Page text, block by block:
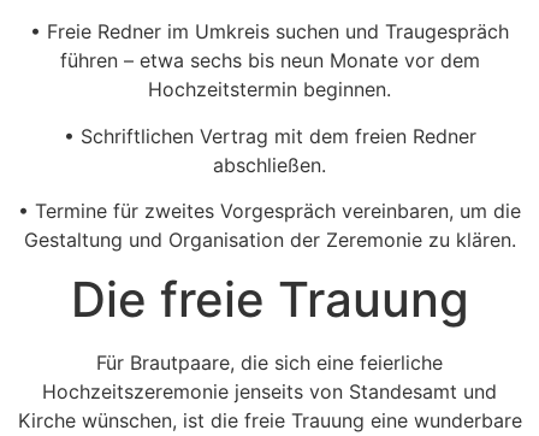
• Freie Redner im Umkreis suchen und Traugespräch
führen – etwa sechs bis neun Monate vor dem
Hochzeitstermin beginnen.
• Schriftlichen Vertrag mit dem freien Redner
abschließen.
• Termine für zweites Vorgespräch vereinbaren, um die
Gestaltung und Organisation der Zeremonie zu klären.
Die freie Trauung
Für Brautpaare, die sich eine feierliche
Hochzeitszeremonie jenseits von Standesamt und
Kirche wünschen, ist die freie Trauung eine wunderbare